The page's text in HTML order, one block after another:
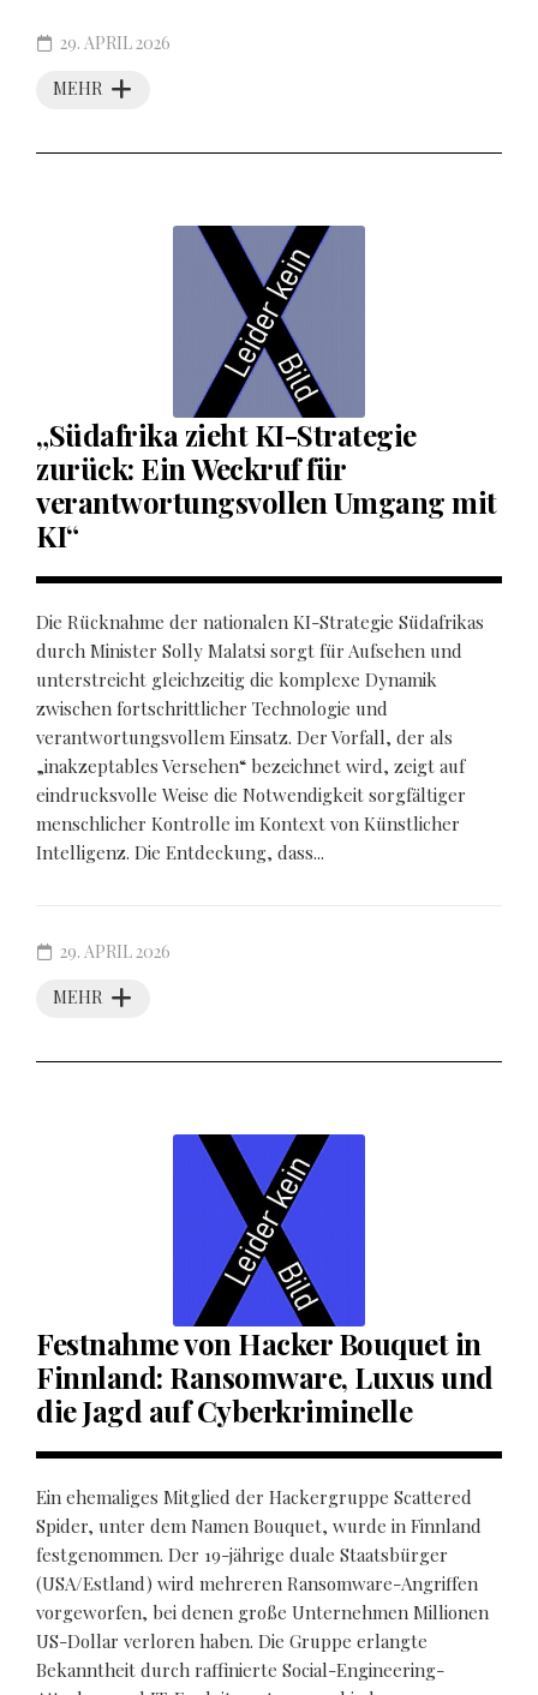
MEHR
29. APRIL 2026
„Südafrika zieht KI-Strategie
zurück: Ein Weckruf für
verantwortungsvollen Umgang mit
KI“
Die Rücknahme der nationalen KI-Strategie Südafrikas
durch Minister Solly Malatsi sorgt für Aufsehen und
unterstreicht gleichzeitig die komplexe Dynamik
zwischen fortschrittlicher Technologie und
verantwortungsvollem Einsatz. Der Vorfall, der als
„inakzeptables Versehen“ bezeichnet wird, zeigt auf
eindrucksvolle Weise die Notwendigkeit sorgfältiger
menschlicher Kontrolle im Kontext von Künstlicher
Intelligenz. Die Entdeckung, dass...
MEHR
29. APRIL 2026
Festnahme von Hacker Bouquet in
Finnland: Ransomware, Luxus und
die Jagd auf Cyberkriminelle
Ein ehemaliges Mitglied der Hackergruppe Scattered
Spider, unter dem Namen Bouquet, wurde in Finnland
festgenommen. Der 19-jährige duale Staatsbürger
(USA/Estland) wird mehreren Ransomware-Angriffen
vorgeworfen, bei denen große Unternehmen Millionen
US-Dollar verloren haben. Die Gruppe erlangte
Bekanntheit durch raffinierte Social-Engineering-